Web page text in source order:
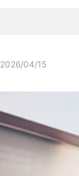
2026/04/15